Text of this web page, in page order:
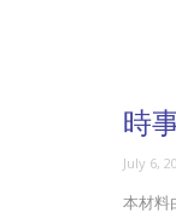
時
July 6,
本材料